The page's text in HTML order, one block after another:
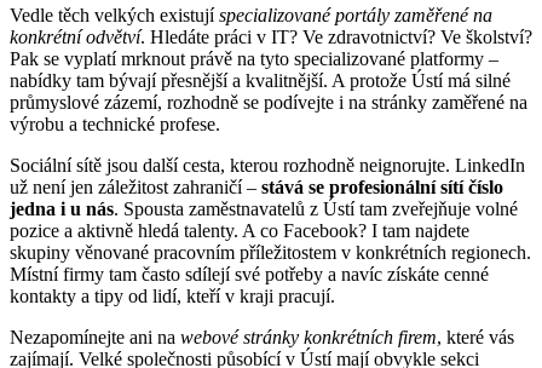
Vedle těch velkých existujíspecializované portály zaměřené na
konkrétní odvětví. Hledáte práci v IT? Ve zdravotnictví? Ve školství?
Pak se vyplatí mrknout právě na tyto specializované platformy –
nabídky tam bývají přesnější a kvalitnější. A protože Ústí má silné
průmyslové zázemí, rozhodně se podívejte i na stránky zaměřené na
výrobu a technické profese.
Sociální sítě jsou další cesta, kterou rozhodně neignorujte. LinkedIn
už není jen záležitost zahraničí – stává se profesionální sítí číslo
jedna i u nás. Spousta zaměstnavatelů z Ústí tam zveřejňuje volné
pozice a aktivně hledá talenty. A co Facebook? I tam najdete
skupiny věnované pracovním příležitostem v konkrétních regionech.
Místní firmy tam často sdílejí své potřeby a navíc získáte cenné
kontakty a tipy od lidí, kteří v kraji pracují.
Nezapomínejte ani na webové stránky konkrétních firem, které vás
zajímají. Velké společnosti působící v Ústí mají obvykle sekci